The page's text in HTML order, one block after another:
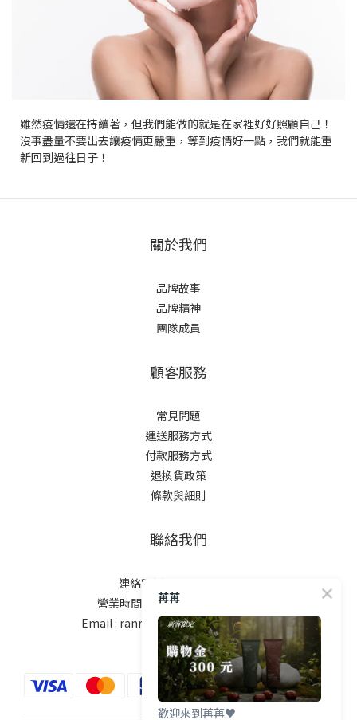
雖然疫情還在持續著，但我們能做的就是在家裡好好照顧自己！
沒事盡量不要出去讓疫情更嚴重，等到疫情好一點，我們就能重
新回到過往日子！
關於我們
品牌故事
品牌精神
團隊成員
顧客服務
常見問題
運送服務方式
付款服務方式
退換貨政策
條款與細則
聯絡我們
連絡電話:02-7730-3908
營業時間:週一至週五10:00-18:00
Email : ranranbeauty.tw@gmail.com
苒苒
歡迎來到苒苒♥️